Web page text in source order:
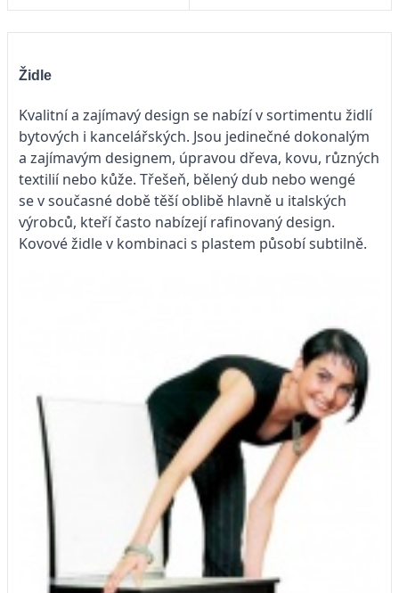
Židle
Kvalitní a zajímavý design se nabízí v sortimentu židlí
bytových i kancelářských. Jsou jedinečné dokonalým
a zajímavým designem, úpravou dřeva, kovu, různých
textilií nebo kůže. Třešeň, bělený dub nebo wengé
se v současné době těší oblibě hlavně u italských
výrobců, kteří často nabízejí rafinovaný design.
Kovové židle v kombinaci s plastem působí subtilně.